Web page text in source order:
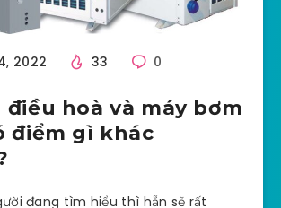
2022 33 0
điều hoà và máy bơm
điểm gì khác
đang tìm hiểu thì hẵn sẽ rất